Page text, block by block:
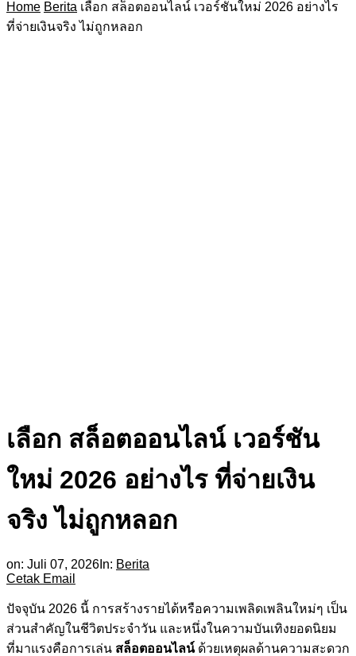
Home Berita เลือก สล็อตออนไลน์ เวอร์ชันใหม่ 2026 อย่างไร
ที่จ่ายเงินจริง ไม่ถูกหลอก
เลือก สล็อตออนไลน์ เวอร์ชัน
ใหม่ 2026 อย่างไร ที่จ่ายเงิน
จริง ไม่ถูกหลอก
on: Juli 07, 2026 In: Berita
Cetak Email
ปัจจุบัน 2026 นี้ การสร้างรายได้หรือความเพลิดเพลินใหม่ๆ เป็น
ส่วนสำคัญในชีวิตประจำวัน และหนึ่งในความบันเทิงยอดนิยม
ที่มาแรงคือการเล่น สล็อตออนไลน์ด้วยเหตุผลด้านความสะดวก